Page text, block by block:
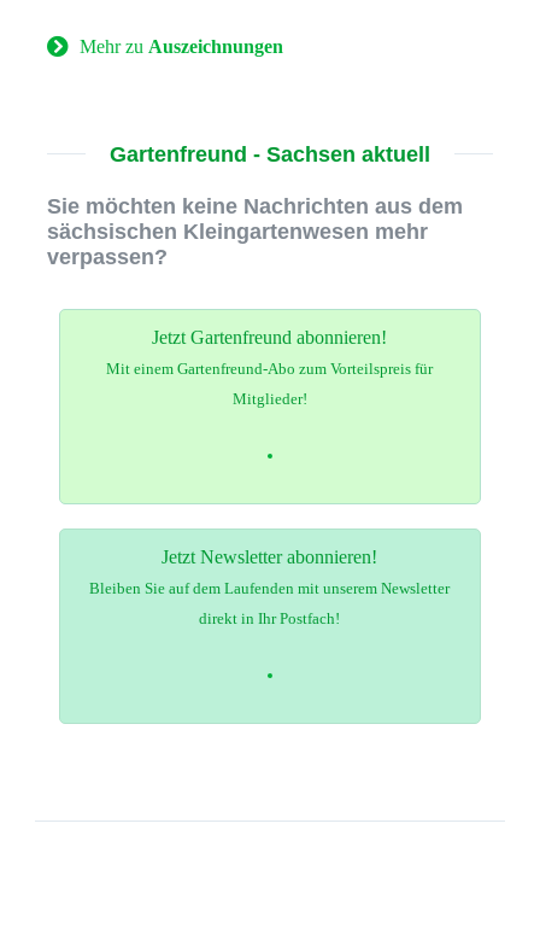
Mehr zu Auszeichnungen
Gartenfreund - Sachsen aktuell
Sie möchten keine Nachrichten aus dem
sächsischen Kleingartenwesen mehr
verpassen?
Jetzt Gartenfreund abonnieren!
Mit einem Gartenfreund-Abo zum Vorteilspreis für
Mitglieder!
Jetzt Newsletter abonnieren!
Bleiben Sie auf dem Laufenden mit unserem Newsletter
direkt in Ihr Postfach!